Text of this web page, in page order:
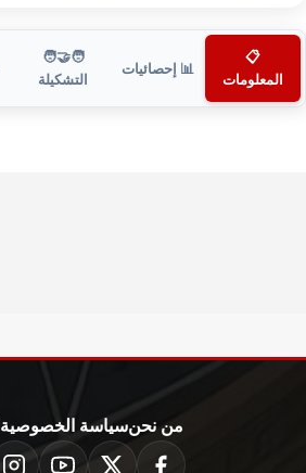
📋
المعلومات
📊 إحصائيات
🧑‍🤝‍🧑
التشكيلة
من نحنسياسة الخصوصية